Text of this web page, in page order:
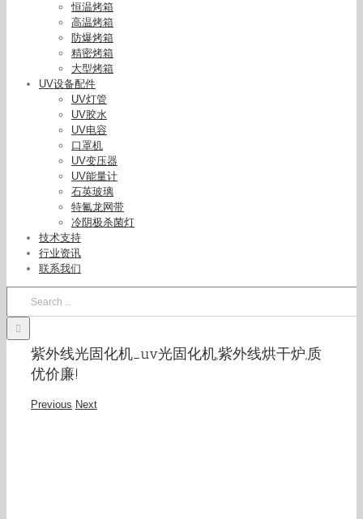
恒温烤箱
高温烤箱
防爆烤箱
精密烤箱
大型烤箱
UV设备配件
UV灯管
UV胶水
UV电容
口罩机
UV变压器
UV能量计
石英玻璃
特氟龙网带
冷阴极杀菌灯
技术支持
行业资讯
联系我们
紫外线光固化机_uv光固化机,紫外线烘干炉,质
优价廉!
Previous Next